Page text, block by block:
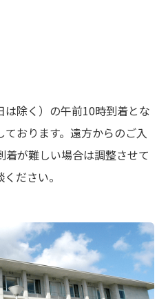
除く）の午前10時到着とな
おります。遠方からのご入
着が難しい場合は調整させて
ださい。